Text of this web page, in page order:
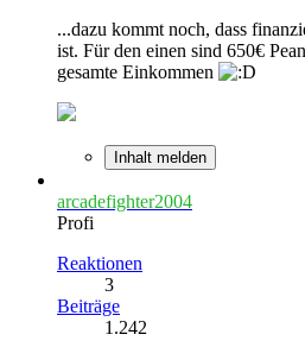
...dazu kommt noch, dass
ist. Für den einen sind 650€
gesamte Einkommen
Inhalt melden
arcadefighter2004
Profi
Reaktionen
3
Beiträge
1.242